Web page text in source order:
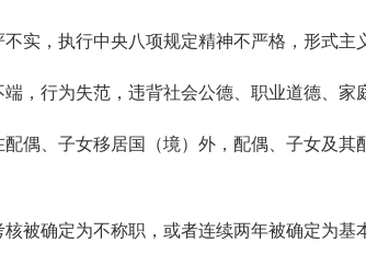
不实，执行中央八项规定精神不严格，形式
端，行为失范，违背社会公德、职业道德、家
配偶、子女移居国（境）外，配偶、子女及
核被确定为不称职，或者连续两年被确定为